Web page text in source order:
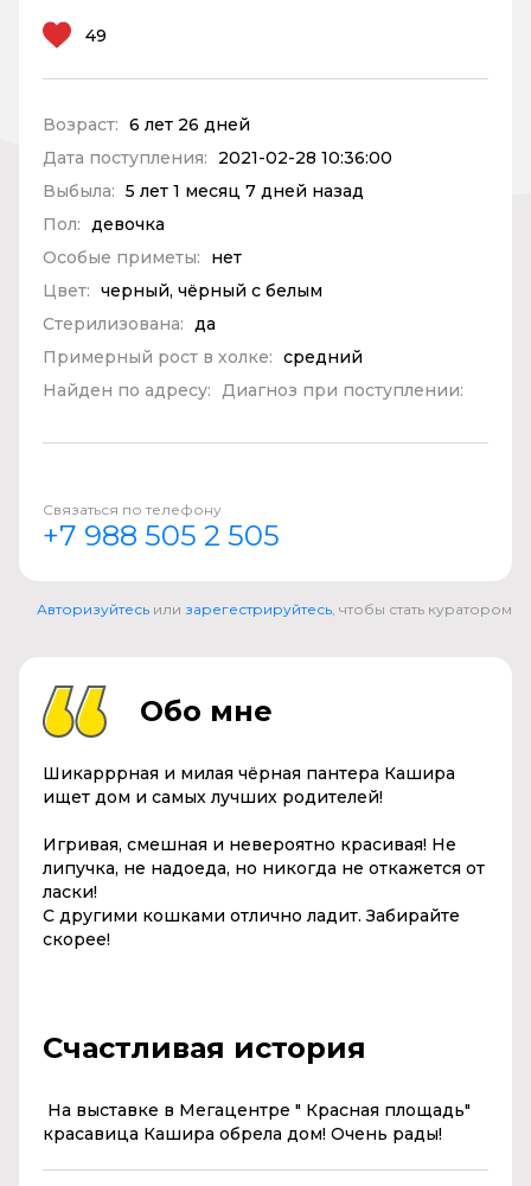
49
Возраст: 6 лет 26 дней
Дата поступления:
2021-02-28 10:36:00
Выбыла: 5 лет 1 месяц 7 дней назад
Пол: девочка
Особые приметы:
нет
Цвет: черный, чёрный с белым
Стерилизована: да
Примерный рост в холке: средний
Найден по адресу: Диагноз при поступлении:
Связаться по телефону
+7 988 505 2 505
Авторизуйтесь или зарегестрируйтесь, чтобы стать куратором
Обо мне
Шикарррная и милая чёрная пантера Кашира
ищет дом и самых лучших родителей!
Игривая, смешная и невероятно красивая! Не
липучка, не надоеда, но никогда не откажется от
ласки!
С другими кошками отлично ладит. Забирайте
скорее!
Счастливая история
На выставке в Мегацентре " Красная площадь"
красавица Кашира обрела дом! Очень рады!